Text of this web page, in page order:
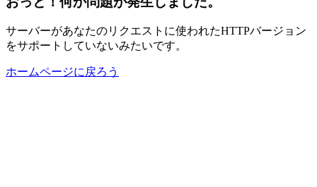
サーバーがあなたのリクエストに使われたHTTPバージョン
をサポートしていないみたいです。
ホームページに戻ろう